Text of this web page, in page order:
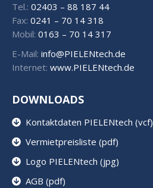
Tel.: 02403 – 88 187 44
Fax: 0241 – 70 14 318
Mobil: 0163 – 70 14 317
E-Mail: info@PIELENtech.de
Internet: www.PIELENtech.de
DOWNLOADS
Kontaktdaten PIELENtech (vcf)
Vermietpreisliste (pdf)
Logo PIELENtech (jpg)
AGB (pdf)